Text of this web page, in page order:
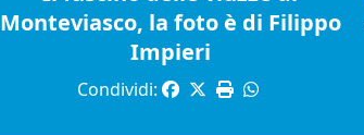
Monteviasco, la foto è di Filippo
Impieri
Condividi: